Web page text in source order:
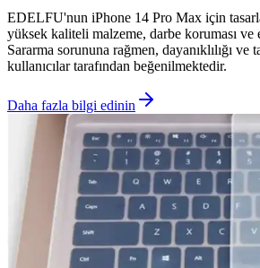
EDELFU'nun iPhone 14 Pro Max için
yüksek kaliteli malzeme, darbe koruması ve
Sararma sorununa rağmen, dayanıklılığı ve
kullanıcılar tarafından beğenilmektedir.
Daha fazla bilgi edinin